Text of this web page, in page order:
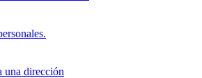
una dirección